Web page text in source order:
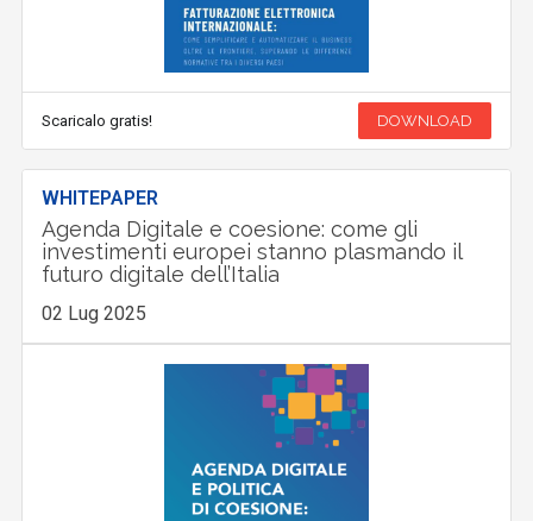
Scaricalo gratis! DOWNLOAD
WHITEPAPER
Agenda Digitale e coesione: come gli
investimenti europei stanno plasmando il
futuro digitale dell’Italia
02 Lug 2025